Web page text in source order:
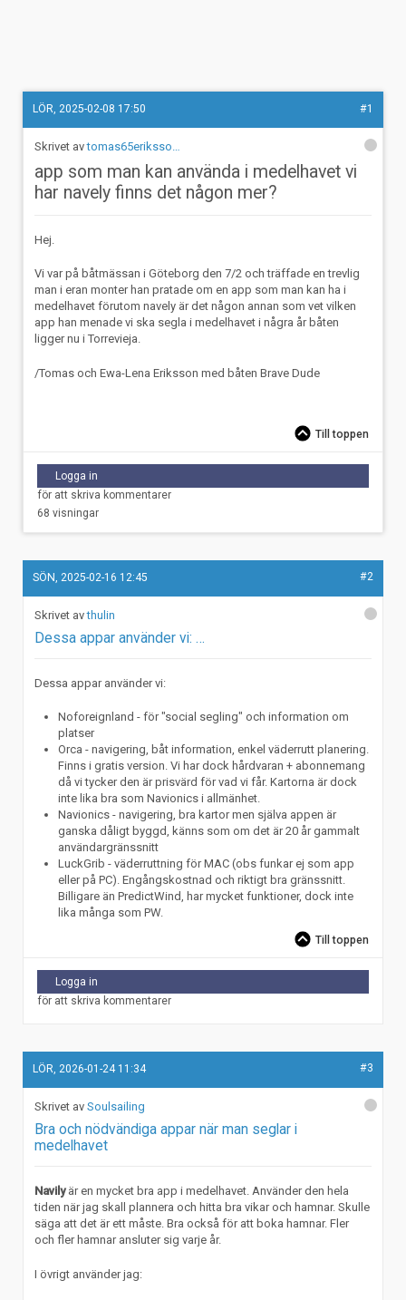
LÖR, 2025-02-08 17:50 #1
tomas65eriksso…
app som man kan använda i medelhavet vi
har navely finns det någon mer?
Hej.
Vi var på båtmässan i Göteborg den 7/2 och träffade en trevlig
man i eran monter han pratade om en app som man kan ha i
medelhavet förutom navely är det någon annan som vet vilken
app han menade vi ska segla i medelhavet i några år båten
ligger nu i Torrevieja.
/Tomas och Ewa-Lena Eriksson med båten Brave Dude
Till toppen
Logga in
för att skriva kommentarer
68 visningar
SÖN, 2025-02-16 12:45 #2
thulin
Dessa appar använder vi: …
Dessa appar använder vi:
Noforeignland - för "social segling" och information om
platser
Orca - navigering, båt information, enkel väderrutt planering.
Finns i gratis version. Vi har dock hårdvaran + abonnemang
då vi tycker den är prisvärd för vad vi får. Kartorna är dock
inte lika bra som Navionics i allmänhet.
Navionics - navigering, bra kartor men själva appen är
ganska dåligt byggd, känns som om det är 20 år gammalt
användargränssnitt
LuckGrib - väderruttning för MAC (obs funkar ej som app
eller på PC). Engångskostnad och riktigt bra gränssnitt.
Billigare än PredictWind, har mycket funktioner, dock inte
lika många som PW.
Till toppen
Logga in
för att skriva kommentarer
LÖR, 2026-01-24 11:34 #3
Soulsailing
Bra och nödvändiga appar när man seglar i
medelhavet
Navily är en mycket bra app i medelhavet. Använder den hela
tiden när jag skall plannera och hitta bra vikar och hamnar. Skulle
säga att det är ett måste. Bra också för att boka hamnar. Fler
och fler hamnar ansluter sig varje år.
I övrigt använder jag: